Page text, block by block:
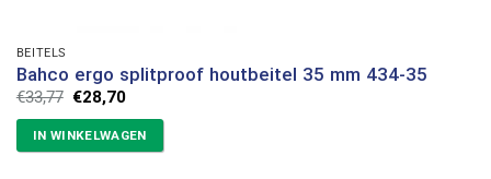
BEITELS
Bahco ergo splitproof houtbeitel 35 mm 434-35
€33,77 Oorspronkelijke
prijs
was:
€33,77.
€28,70Huidige
is:
€28,70.
IN WINKELWAGEN